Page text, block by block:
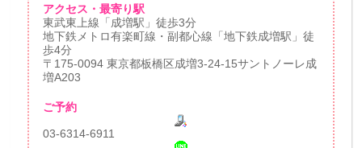
アクセス・最寄り駅
東武東上線「成増駅」徒歩3分
地下鉄メトロ有楽町線・副都心線「地下鉄成増駅」徒
歩4分
〒175-0094 東京都板橋区成増3-24-15サントノーレ成
増A203
ご予約
03-6314-6911